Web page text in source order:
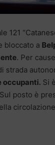
121
bloccato a
. Per
strada
occupanti. Si
posto è